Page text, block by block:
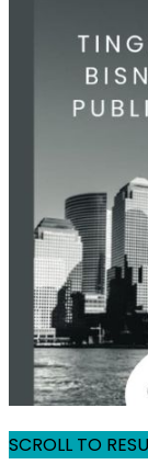
SCROLL TO